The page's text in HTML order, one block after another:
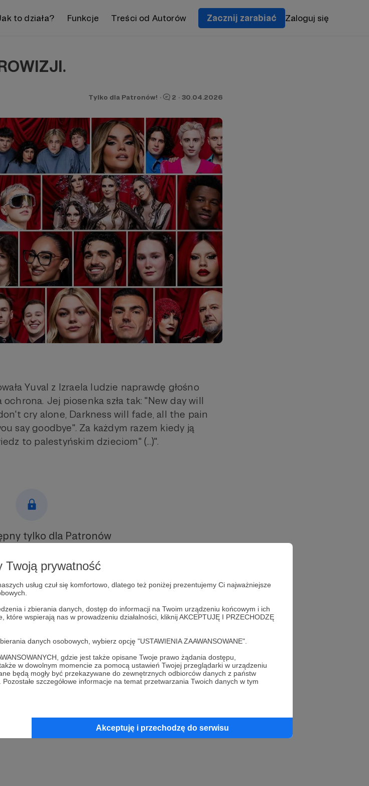
Twoją prywatność
usług czuł się komfortowo, dlatego też poniżej prezentujemy Ci najważniejsze
i zbierania danych, dostęp do informacji na Twoim urządzeniu końcowym i ich
wspierają nas w prowadzeniu działalności, kliknij AKCEPTUJĘ I PRZECHODZĘ
danych osobowych, wybierz opcję "USTAWIENIA ZAAWANSOWANE".
gdzie jest także opisane Twoje prawo żądania dostępu,
w dowolnym momencie za pomocą ustawień Twojej przeglądarki w urządzeniu
będą mogły być przekazywane do zewnętrznych odbiorców danych z państw
szczegółowe informacje na temat przetwarzania Twoich danych w tym
Akceptuję i przechodzę do serwisu
to działa? Funkcje Treści od Autorów Zacznij zarabiać Zaloguj się
Tylko dla Patronów! · 2 · 30.04.2026
Yuval z Izraela ludzie naprawdę głośno
Jej piosenka szła tak: "New day will
cry alone, Darkness will fade, all the pain
say goodbye". Za każdym razem kiedy ją
to palestyńskim dzieciom" (...)".
tylko dla Patronów
Patronem
Zaloguj się
Muzyka Izrael